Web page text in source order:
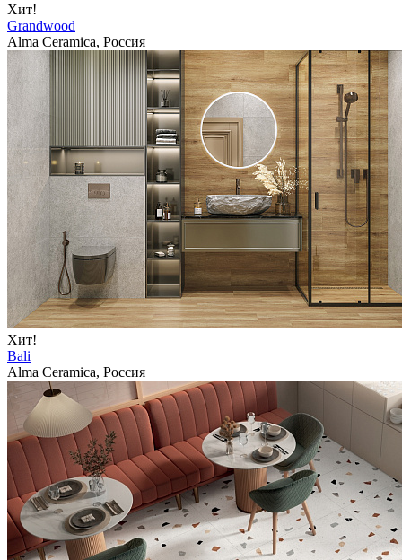
Хит!
Grandwood
Alma Ceramica, Россия
Хит!
Bali
Alma Ceramica, Россия